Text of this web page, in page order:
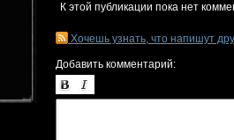
К этой публикации пока нет
Хочешь узнать, что напишут
Добавить комментарий: